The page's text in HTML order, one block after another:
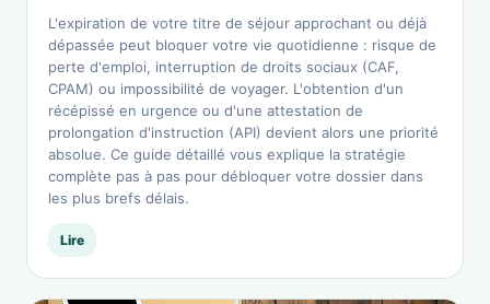
L'expiration de votre titre de séjour approchant ou déjà
dépassée peut bloquer votre vie quotidienne : risque de
perte d'emploi, interruption de droits sociaux (CAF,
CPAM) ou impossibilité de voyager. L'obtention d'un
récépissé en urgence ou d'une attestation de
prolongation d'instruction (API) devient alors une priorité
absolue. Ce guide détaillé vous explique la stratégie
complète pas à pas pour débloquer votre dossier dans
les plus brefs délais.
Lire